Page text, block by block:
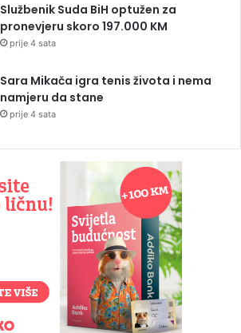
Službenik Suda BiH optužen za
pronevjeru skoro 197.000 KM
prije 4 sata
Sara Mikača igra tenis života i nema
namjeru da stane
prije 4 sata